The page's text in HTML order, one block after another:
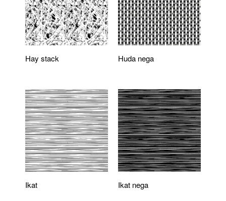
Hay stack Huda nega
Ikat Ikat nega